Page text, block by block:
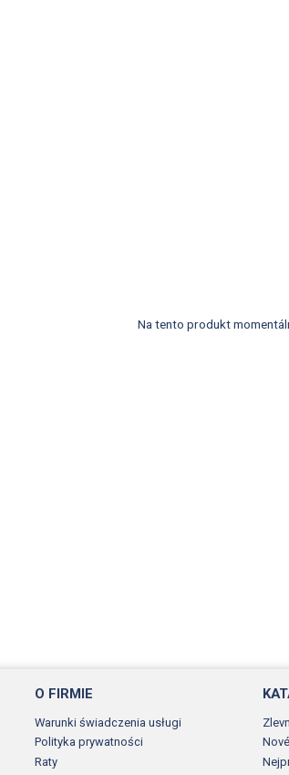
Na tento produkt
O FIRMIE
Warunki świadczenia usługi
Polityka prywatności
Raty